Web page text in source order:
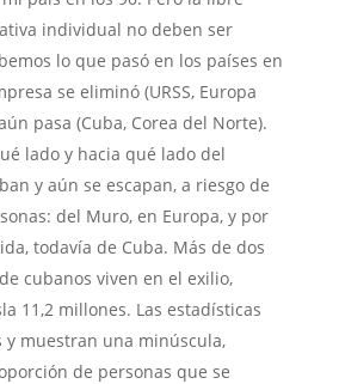
individual no deben ser
lo que pasó en los países en
se eliminó (URSS, Europa
pasa (Cuba, Corea del Norte).
lado y hacia qué lado del
y aún se escapan, a riesgo de
del Muro, en Europa, y por
todavía de Cuba. Más de dos
cubanos viven en el exilio,
11,2 millones. Las estadísticas
y muestran una minúscula,
de personas que se